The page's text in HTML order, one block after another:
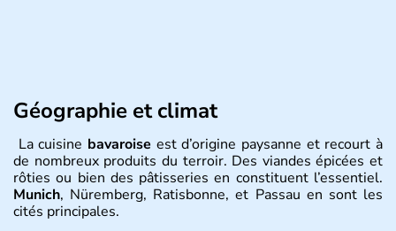
Géographie et climat
La cuisine bavaroise est d’origine paysanne et recourt à
de nombreux produits du terroir. Des viandes épicées et
rôties ou bien des pâtisseries en constituent l’essentiel.
Munich, Nüremberg, Ratisbonne, et Passau en sont les
cités principales.